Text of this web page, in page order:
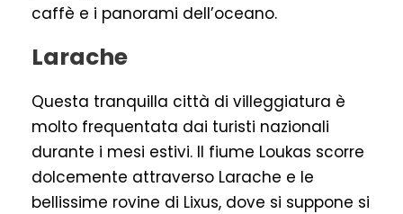
caffè e i panorami dell’oceano.
Larache
Questa tranquilla città di villeggiatura è
molto frequentata dai turisti nazionali
durante i mesi estivi. Il fiume Loukas scorre
dolcemente attraverso Larache e le
bellissime rovine di Lixus, dove si suppone si